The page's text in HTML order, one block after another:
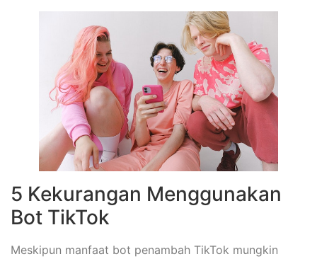
5 Kekurangan Menggunakan
Bot TikTok
Meskipun manfaat bot penambah TikTok mungkin